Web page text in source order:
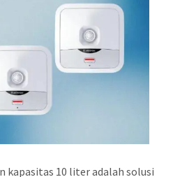
kapasitas 10 liter adalah solusi